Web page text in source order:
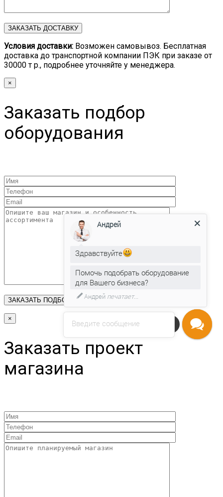
Условия доставки: Возможен самовывоз. Бесплатная
доставка до транспортной компании ПЭК при заказе от
30000 т р., подробнее уточняйте у менеджера.
×
Заказать подбор
оборудования
×
Заказать проект
магазина
Напишите нам
Введите сообщение
Андрей
Здравствуйте
Помочь подобрать оборудование
для Вашего бизнеса?
Андрейпечатает...